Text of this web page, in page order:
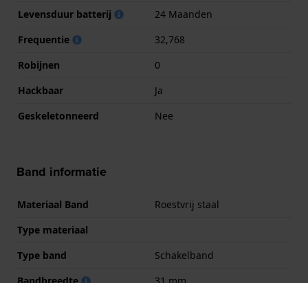
Levensduur batterij
24 Maanden
Frequentie
32,768
Robijnen
0
Hackbaar
Ja
Geskeletonneerd
Nee
Band informatie
Materiaal Band
Roestvrij staal
Type materiaal
Type band
Schakelband